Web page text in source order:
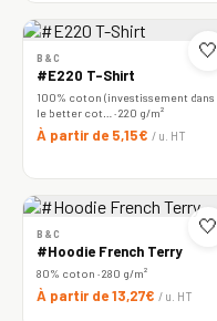
🤍
B&C
#E220 T-Shirt
100% coton (investissement dans
le better cot… · 220 g/m²
À partir de 5,15€ / u. HT
🤍
B&C
#Hoodie French Terry
80% coton · 280 g/m²
À partir de 13,27€ / u. HT